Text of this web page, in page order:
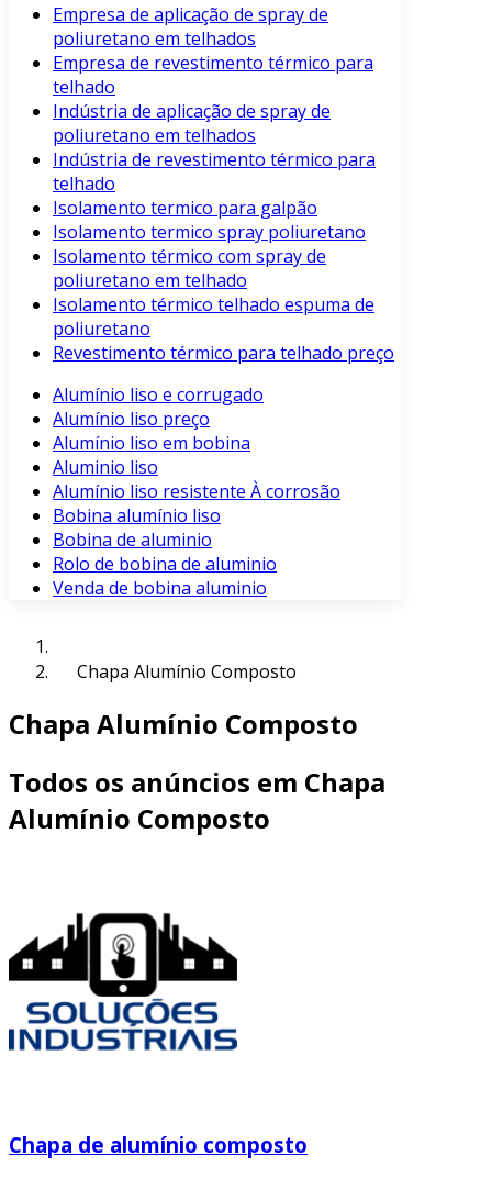
Empresa de aplicação de spray de
poliuretano em telhados
Empresa de revestimento térmico para
telhado
Indústria de aplicação de spray de
poliuretano em telhados
Indústria de revestimento térmico para
telhado
Isolamento termico para galpão
Isolamento termico spray poliuretano
Isolamento térmico com spray de
poliuretano em telhado
Isolamento térmico telhado espuma de
poliuretano
Revestimento térmico para telhado preço
Alumínio liso e corrugado
Alumínio liso preço
Alumínio liso em bobina
Aluminio liso
Alumínio liso resistente À corrosão
Bobina alumínio liso
Bobina de aluminio
Rolo de bobina de aluminio
Venda de bobina aluminio
Chapa Alumínio Composto
Chapa Alumínio Composto
Todos os anúncios em Chapa
Alumínio Composto
Chapa de alumínio composto